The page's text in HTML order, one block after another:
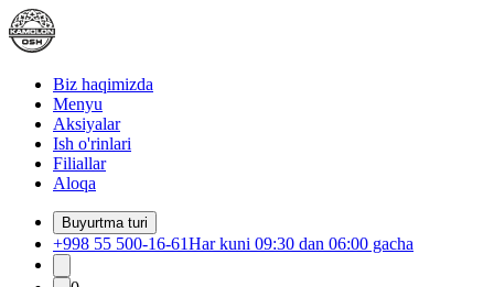
Biz haqimizda
Menyu
Aksiyalar
Ish o'rinlari
Filiallar
Aloqa
Buyurtma turi
+998 55 500-16-61Har kuni 09:30 dan 06:00 gacha